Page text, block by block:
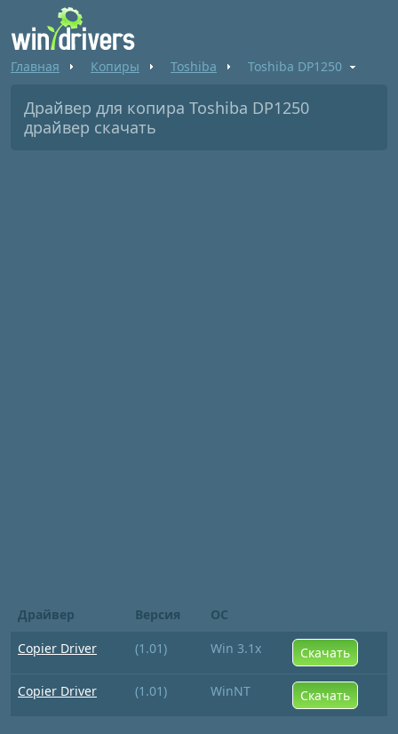
Главная Копиры Toshiba Toshiba DP1250
Драйвер для копира Toshiba DP1250
драйвер скачать
Драйвер Версия
ОС
Copier Driver
(1.01) Win 3.1x Скачать
Copier Driver (1.01) WinNT Скачать